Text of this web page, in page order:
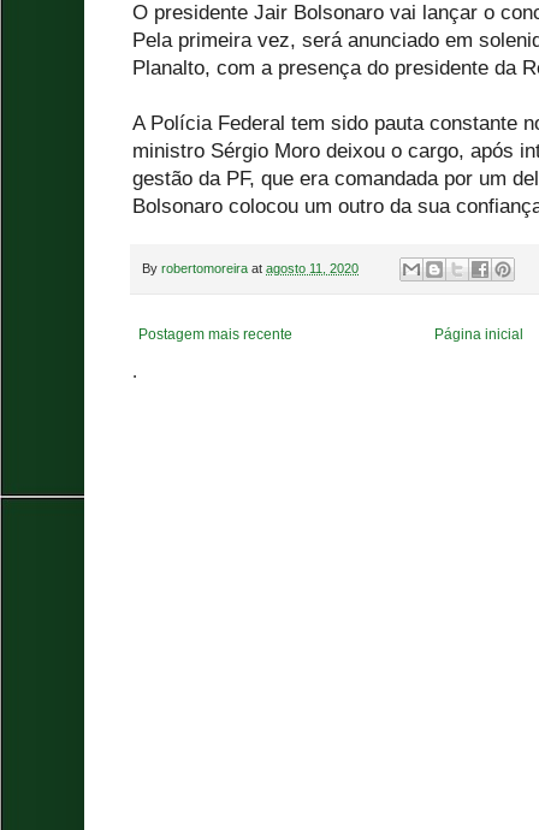
O presidente Jair Bolsonaro vai lançar o
Pela primeira vez, será anunciado em
Planalto, com a presença do presidente da
A Polícia Federal tem sido pauta constante
ministro Sérgio Moro deixou o cargo, após
gestão da PF, que era comandada por um
Bolsonaro colocou um outro da sua
By robertomoreira at agosto 11, 2020
Postagem mais recente Página inicial
.